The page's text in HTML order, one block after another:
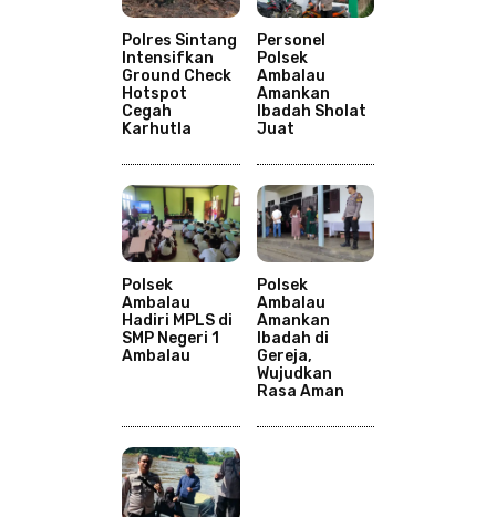
Polres Sintang
Intensifkan
Ground Check
Hotspot
Cegah
Karhutla
Personel
Polsek
Ambalau
Amankan
Ibadah Sholat
Juat
Polsek
Ambalau
Hadiri MPLS di
SMP Negeri 1
Ambalau
Polsek
Ambalau
Amankan
Ibadah di
Gereja,
Wujudkan
Rasa Aman